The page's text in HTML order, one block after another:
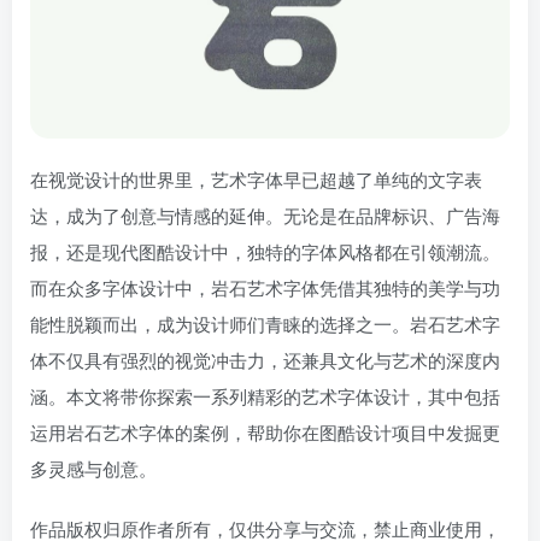
在视觉设计的世界里，艺术字体早已超越了单纯的文字表
达，成为了创意与情感的延伸。无论是在品牌标识、广告海
报，还是现代图酷设计中，独特的字体风格都在引领潮流。
而在众多字体设计中，岩石艺术字体凭借其独特的美学与功
能性脱颖而出，成为设计师们青睐的选择之一。岩石艺术字
体不仅具有强烈的视觉冲击力，还兼具文化与艺术的深度内
涵。本文将带你探索一系列精彩的艺术字体设计，其中包括
运用岩石艺术字体的案例，帮助你在图酷设计项目中发掘更
多灵感与创意。
作品版权归原作者所有，仅供分享与交流，禁止商业使用，